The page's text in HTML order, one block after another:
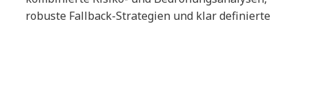
robuste Fallback-Strategien und klar definierte